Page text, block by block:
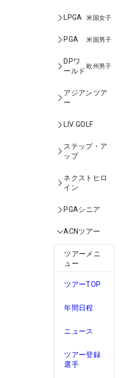
LPGA 米国女子
PGA 米国男子
DPワ
ールド
欧州男子
アジアンツア
ー
LIV GOLF
ステップ・ア
ップ
ネクストヒロ
イン
PGAシニア
ACNツアー
ツアーメニ
ュー
ツアーTOP
年間日程
ニュース
ツアー登録
選手